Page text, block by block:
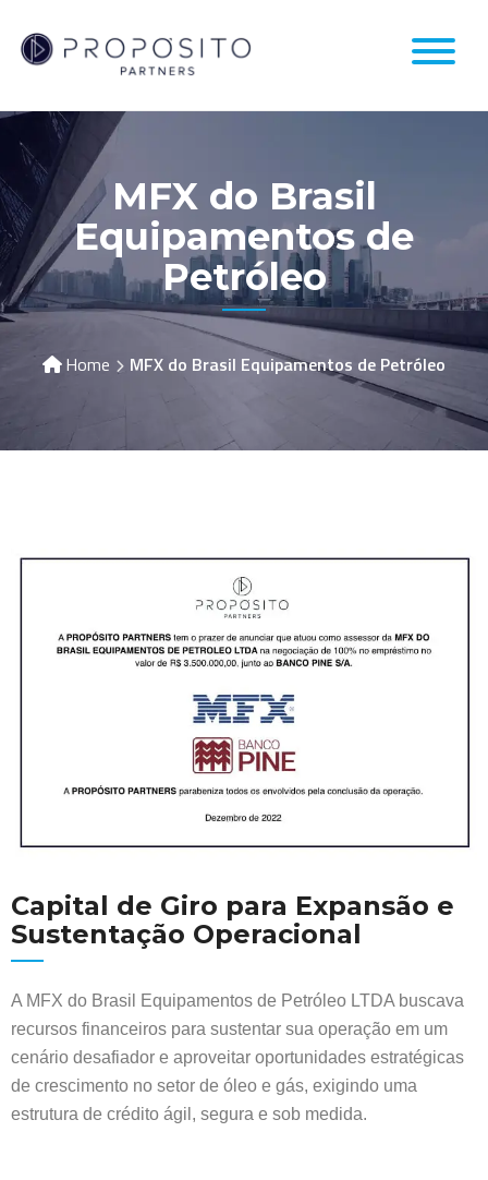
MFX do Brasil
Equipamentos de
Petróleo
Home MFX do Brasil Equipamentos de Petróleo
Capital de Giro para Expansão e
Sustentação Operacional
A MFX do Brasil Equipamentos de Petróleo LTDA buscava
recursos financeiros para sustentar sua operação em um
cenário desafiador e aproveitar oportunidades estratégicas
de crescimento no setor de óleo e gás, exigindo uma
estrutura de crédito ágil, segura e sob medida.